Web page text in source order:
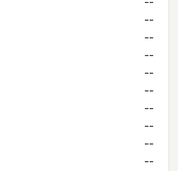
--
--
--
--
--
--
--
--
--